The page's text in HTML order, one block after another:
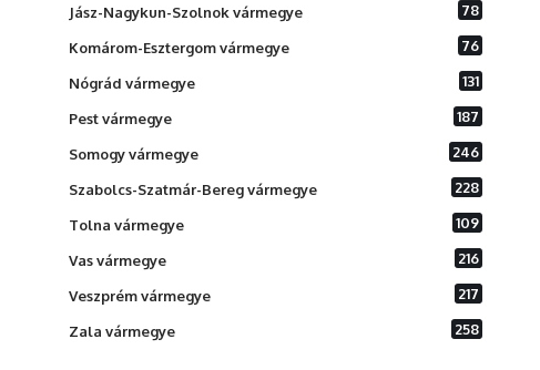
Jász-Nagykun-Szolnok vármegye 78
Komárom-Esztergom vármegye 76
Nógrád vármegye 131
Pest vármegye 187
Somogy vármegye 246
Szabolcs-Szatmár-Bereg vármegye 228
Tolna vármegye 109
Vas vármegye 216
Veszprém vármegye 217
Zala vármegye 258